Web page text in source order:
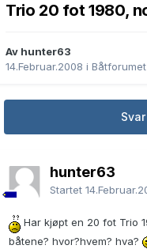
Trio 20 fot 1980,
Av hunter63
14.Februar.2008 i Båtforumet
hunter63
Startet
Har kjøpt en 20 fot Trio
båtene? hvor?hvem? hva?